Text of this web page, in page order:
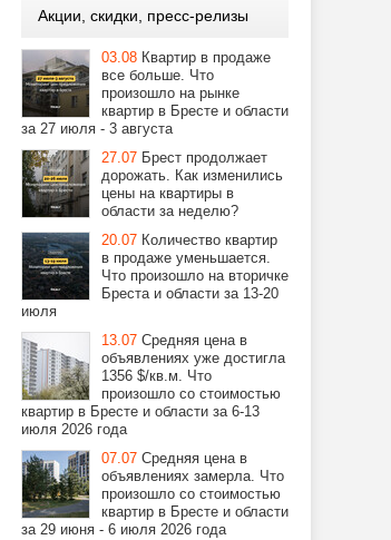
Акции, скидки, пресс-релизы
03.08 Квартир в продаже
все больше. Что
произошло на рынке
квартир в Бресте и области
за 27 июля - 3 августа
27.07 Брест продолжает
дорожать. Как изменились
цены на квартиры в
области за неделю?
20.07 Количество квартир
в продаже уменьшается.
Что произошло на вторичке
Бреста и области за 13-20
июля
13.07 Средняя цена в
объявлениях уже достигла
1356 $/кв.м. Что
произошло со стоимостью
квартир в Бресте и области за 6-13
июля 2026 года
07.07 Средняя цена в
объявлениях замерла. Что
произошло со стоимостью
квартир в Бресте и области
за 29 июня - 6 июля 2026 года